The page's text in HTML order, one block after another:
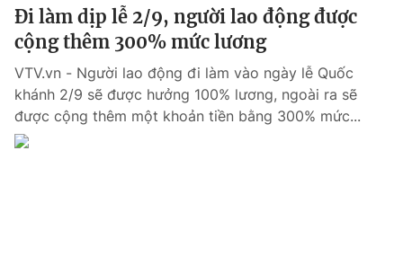
Chuyên mục khác
Emagazine Podcast
Photo Infographic
Video
Đi làm dịp lễ 2/9, người lao động được
cộng thêm 300% mức lương
VTV.vn - Người lao động đi làm vào ngày lễ Quốc
khánh 2/9 sẽ được hưởng 100% lương, ngoài ra sẽ
được cộng thêm một khoản tiền bằng 300% mức...